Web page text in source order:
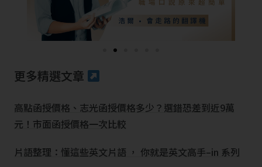
更多精選文章
高點函授價格、志光函授價格多少？選錯恐差到近9萬
元！市面函授價格一次比較
片語整理：懂這些英文片語 ， 你就是英文高手–in 系列